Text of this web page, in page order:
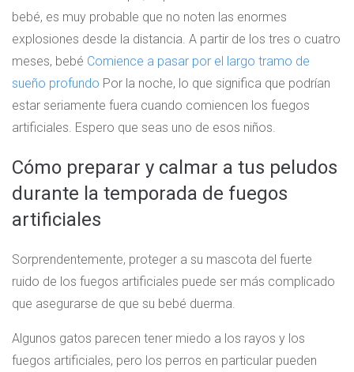
bebé, es muy probable que no noten las enormes
explosiones desde la distancia. A partir de los tres o cuatro
meses, bebé Comience a pasar por el largo tramo de
sueño profundo Por la noche, lo que significa que podrían
estar seriamente fuera cuando comiencen los fuegos
artificiales. Espero que seas uno de esos niños.
Cómo preparar y calmar a tus peludos
durante la temporada de fuegos
artificiales
Sorprendentemente, proteger a su mascota del fuerte
ruido de los fuegos artificiales puede ser más complicado
que asegurarse de que su bebé duerma.
Algunos gatos parecen tener miedo a los rayos y los
fuegos artificiales, pero los perros en particular pueden